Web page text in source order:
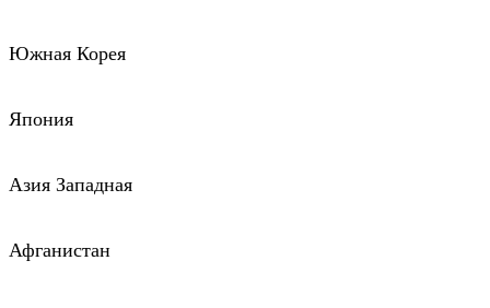
Южная Корея
Япония
Азия Западная
Афганистан